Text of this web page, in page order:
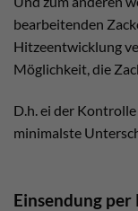
bearbeitenden
Hitzeentwicklung
Möglichkeit, die
D.h. ei der
minimalste
Einsendung per